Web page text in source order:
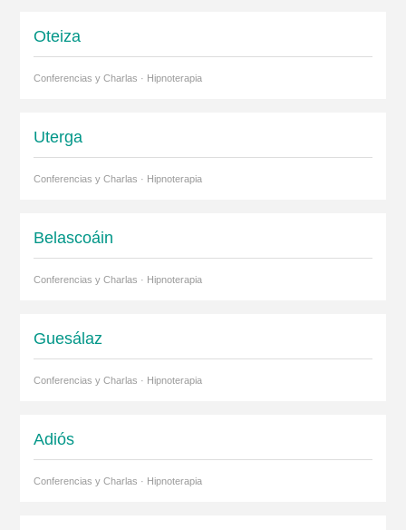
Oteiza
Conferencias y Charlas · Hipnoterapia
Uterga
Conferencias y Charlas · Hipnoterapia
Belascoáin
Conferencias y Charlas · Hipnoterapia
Guesálaz
Conferencias y Charlas · Hipnoterapia
Adiós
Conferencias y Charlas · Hipnoterapia